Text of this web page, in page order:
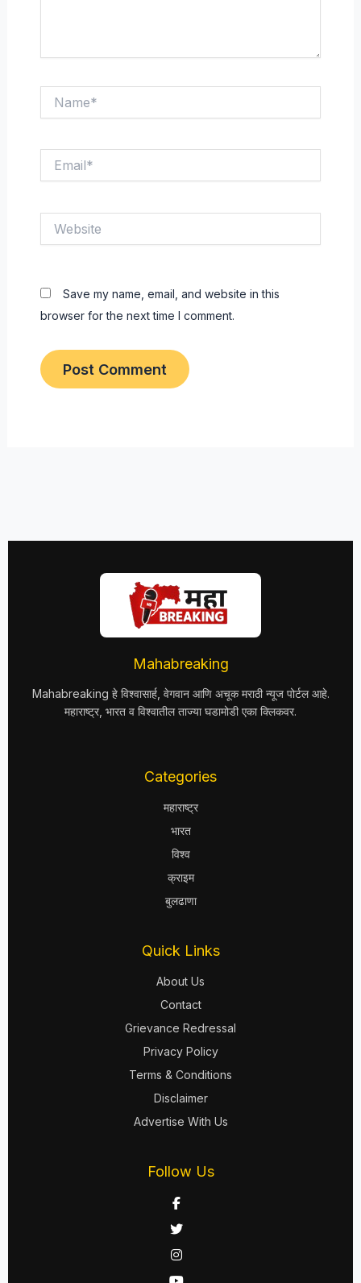
Save my name, email, and website in this
browser for the next time I comment.
Mahabreaking
Mahabreaking हे विश्वासार्ह, वेगवान आणि अचूक मराठी न्यूज पोर्टल आहे.
महाराष्ट्र, भारत व विश्वातील ताज्या घडामोडी एका क्लिकवर.
Categories
महाराष्ट्र
भारत
विश्व
क्राइम
बुलढाणा
Quick Links
About Us
Contact
Grievance Redressal
Privacy Policy
Terms & Conditions
Disclaimer
Advertise With Us
Follow Us